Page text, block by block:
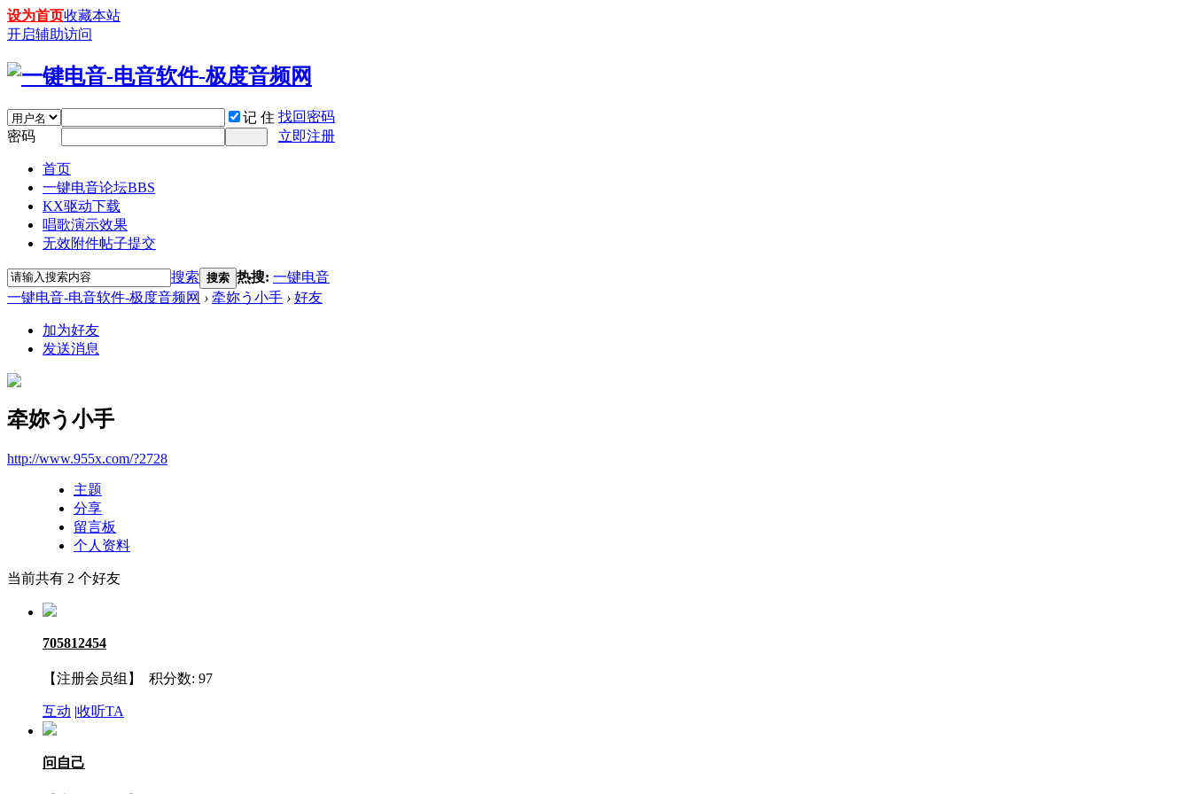
设为首页收藏本站
开启辅助访问
记 住 找回密码
密码
立即注册
首页
一键电音论坛BBS
KX驱动下载
唱歌演示效果
无效附件帖子提交
搜索 搜索 热搜: 一键电音
一键电音-电音软件-极度音频网 › 牵妳う小手 › 好友
加为好友
发送消息
牵妳う小手
http://www.955x.com/?2728
主题
分享
留言板
个人资料
当前共有 2 个好友
705812454
【注册会员组】 积分数: 97
互动 |收听TA
问自己